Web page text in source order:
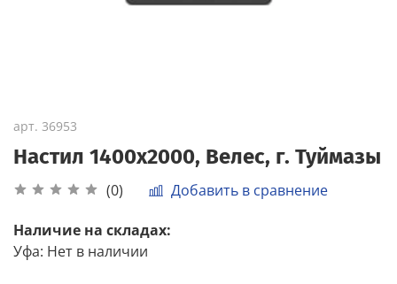
арт. 36953
Настил 1400х2000, Велес, г. Туймазы
(0) Добавить в сравнение
Наличие на складах:
Уфа: Нет в наличии